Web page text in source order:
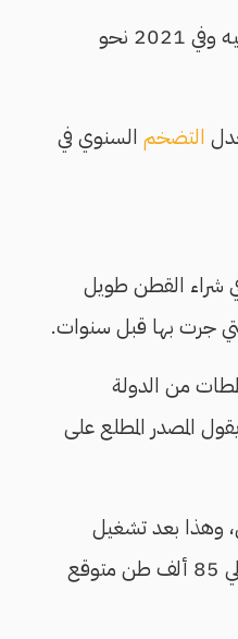
وتمثل الأسعار الحالية للقطن طفرة كبيرة مقارنة بأعلى سعر بلغه في 2022 عند 7800 جنيه وفي 2021 نحو
التضخمالسنوي في
شراء القطن طويل
جرت بها قبل سنوات.
مخططات من الدولة
المصدر المطلع على
الحالي، وهذا بعد تشغيل
مصنع 4 للغزل والنسيج في المحلة الكبرى، الذي يعمل بطاقة 17 طن غزل يومي، من إجمالي 85 ألف طن متوقع